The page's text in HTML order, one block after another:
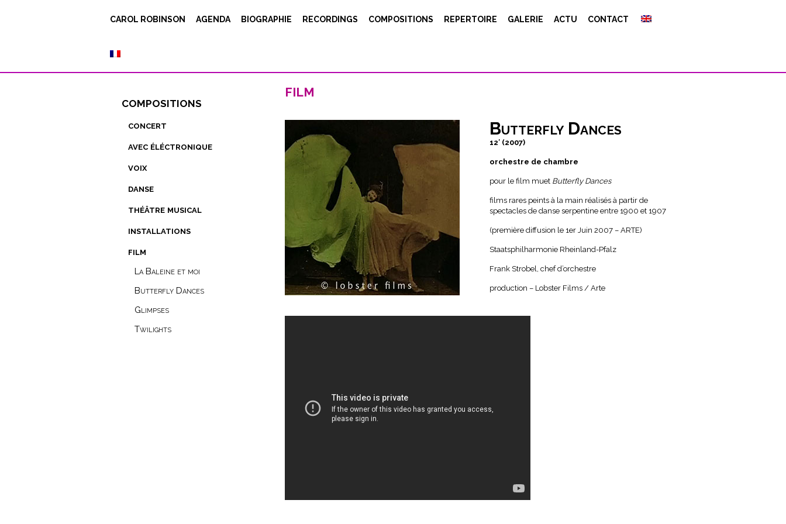
CAROL ROBINSON AGENDA BIOGRAPHIE RECORDINGS COMPOSITIONS REPERTOIRE GALERIE ACTU CONTACT
film
Butterfly Dances
12′ (2007)
orchestre de chambre
pour le film muet Butterfly Dances
films rares peints à la main réalisés à partir de
spectacles de danse serpentine entre 1900 et 1907
(première diffusion le 1er Juin 2007 – ARTE)
Staatsphilharmonie Rheinland-Pfalz
Frank Strobel, chef d’orchestre
production – Lobster Films / Arte
compositions
film
Twilights
Glimpses
Butterfly Dances
La Baleine et moi
installations
théâtre musical
danse
voix
avec éléctronique
concert